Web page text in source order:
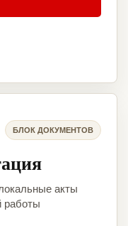
БЛОК ДОКУМЕНТОВ
акты
работы